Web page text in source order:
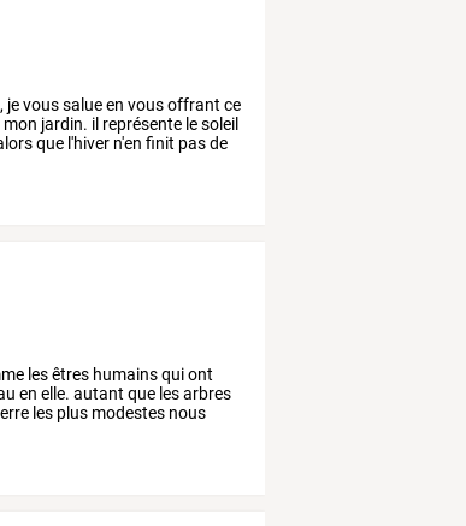
jevoussalueen vousoffrant ce
mon jardin. il représente lesoleil
que l'hiver n'en finit pasde
lesêtres humainsquiont
en elle. autant que lesarbres
les plus modestes nous